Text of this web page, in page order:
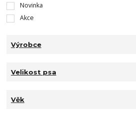
Novinka
Akce
Výrobce
Velikost psa
Věk